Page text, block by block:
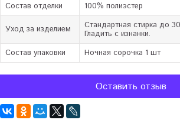
Состав отделки
100% полиэстер
Уход за изделием Стандартная стирка до
Гладить с изнанки.
Состав упаковки
Ночная сорочка 1 шт
Оставить отзыв